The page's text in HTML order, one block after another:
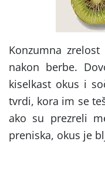
Konzumna
nakon berbe.
kiselkast okus i
tvrdi, kora im se
ako su prezreli
preniska, okus je